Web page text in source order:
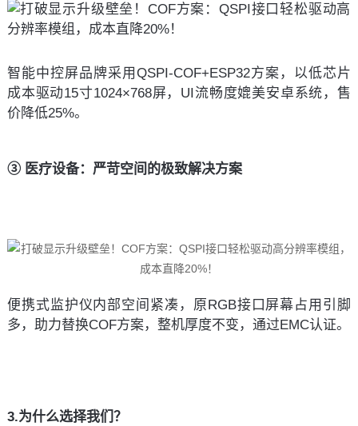
智能中控屏品牌采用QSPI-COF+ESP32方案，以低芯片
成本驱动15寸1024×768屏，UI流畅度媲美安卓系统，售
价降低25%。
③ 医疗设备：严苛空间的极致解决方案
便携式监护仪内部空间紧凑，原RGB接口屏幕占用引脚
多，助力替换COF方案，整机厚度不变，通过EMC认证。
3.为什么选择我们？